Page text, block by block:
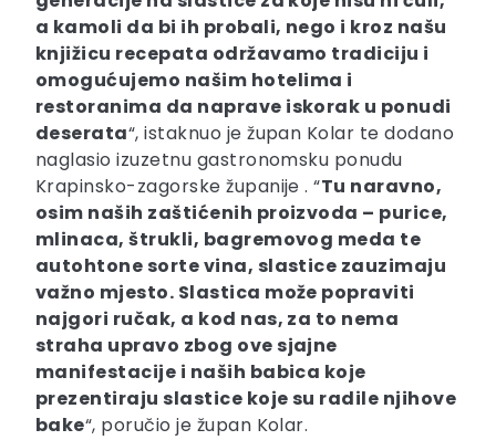
a kamoli da bi ih probali, nego i kroz našu
knjižicu recepata održavamo tradiciju i
omogućujemo našim hotelima i
restoranima da naprave iskorak u ponudi
deserata“, istaknuo je župan Kolar te dodano
naglasio izuzetnu gastronomsku ponudu
Krapinsko-zagorske županije . “Tu naravno,
osim naših zaštićenih proizvoda – purice,
mlinaca, štrukli, bagremovog meda te
autohtone sorte vina, slastice zauzimaju
važno mjesto. Slastica može popraviti
najgori ručak, a kod nas, za to nema
straha upravo zbog ove sjajne
manifestacije i naših babica koje
prezentiraju slastice koje su radile njihove
bake“, poručio je župan Kolar.